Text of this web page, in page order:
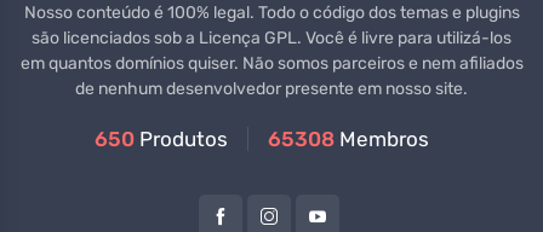
Nosso conteúdo é 100% legal. Todo o código dos temas e plugins
são licenciados sob a Licença GPL. Você é livre para utilizá-los
em quantos domínios quiser. Não somos parceiros e nem afiliados
de nenhum desenvolvedor presente em nosso site.
650 Produtos 65308 Membros